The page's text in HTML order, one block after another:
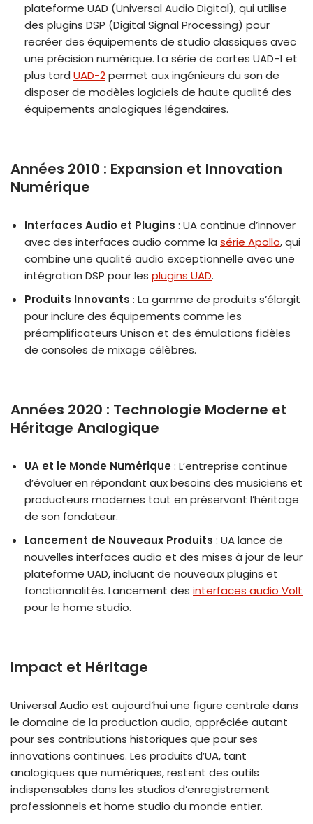
plateforme UAD (Universal Audio Digital), qui utilise
des plugins DSP (Digital Signal Processing) pour
recréer des équipements de studio classiques avec
une précision numérique. La série de cartes UAD-1 et
plus tard UAD-2permet aux ingénieurs du son de
disposer de modèles logiciels de haute qualité des
équipements analogiques légendaires.
Années 2010 : Expansion et Innovation
Numérique
Interfaces Audio et Plugins : UA continue d’innover
avec des interfaces audio comme la série Apollo, qui
combine une qualité audio exceptionnelle avec une
intégration DSP pour les plugins UAD.
Produits Innovants : La gamme de produits s’élargit
pour inclure des équipements comme les
préamplificateurs Unison et des émulations fidèles
de consoles de mixage célèbres.
Années 2020 : Technologie Moderne et
Héritage Analogique
UA et le Monde Numérique: L’entreprise continue
d’évoluer en répondant aux besoins des musiciens et
producteurs modernes tout en préservant l’héritage
de son fondateur.
Lancement de Nouveaux Produits : UA lance de
nouvelles interfaces audio et des mises à jour de leur
plateforme UAD, incluant de nouveaux plugins et
fonctionnalités. Lancement des interfaces audio Volt
pour le home studio.
Impact et Héritage
Universal Audio est aujourd’hui une figure centrale dans
le domaine de la production audio, appréciée autant
pour ses contributions historiques que pour ses
innovations continues. Les produits d’UA, tant
analogiques que numériques, restent des outils
indispensables dans les studios d’enregistrement
professionnels et home studio du monde entier.